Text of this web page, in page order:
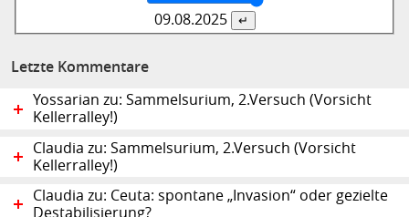
09.08.2025
Letzte Kommentare
Yossarian zu: Sammelsurium, 2.Versuch (Vorsicht
Kellerralley!)
Claudia zu: Sammelsurium, 2.Versuch (Vorsicht
Kellerralley!)
Claudia zu: Ceuta: spontane „Invasion“ oder gezielte
Destabilisierung?